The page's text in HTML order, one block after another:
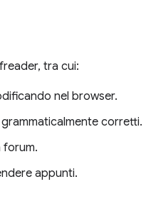
tra cui:
nel browser.
corretti.
forum.
appunti.